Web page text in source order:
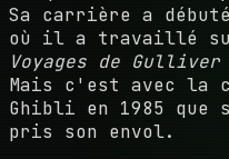
Sa carrière a
où il a travaillé sur
Voyages de
Mais c'est avec la
Ghibli en 1985 que
pris son envol.